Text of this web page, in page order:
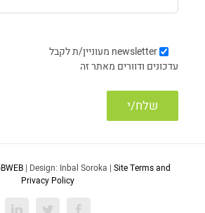
newsletter מעוניין/ת לקבל
עדכונים ודוורים מאתר זה
| Design: Inbal Soroka | Site Terms and
Privacy Policy
Facebook
Twitter